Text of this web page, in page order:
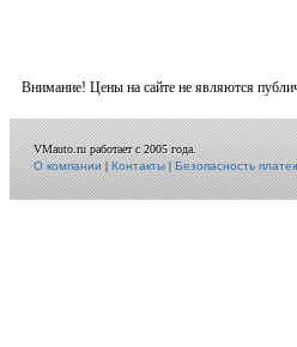
Внимание! Цены на сайте не являются
VMauto.ru работает с 2005 года.
О компании|Контакты|Безопасность